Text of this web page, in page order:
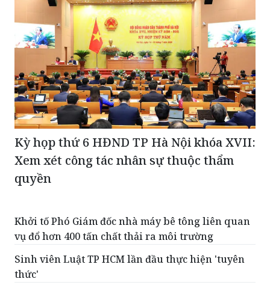
Kỳ họp thứ 6 HĐND TP Hà Nội khóa XVII:
Xem xét công tác nhân sự thuộc thẩm
quyền
Khởi tố Phó Giám đốc nhà máy bê tông liên quan
vụ đổ hơn 400 tấn chất thải ra môi trường
Sinh viên Luật TP HCM lần đầu thực hiện 'tuyên
thức'